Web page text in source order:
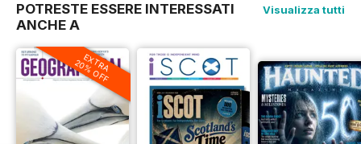
POTRESTE ESSERE INTERESSATI
ANCHE A
Visualizza tutti
EXTRA
20% OFF